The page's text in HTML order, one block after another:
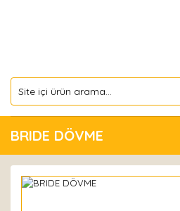
BRIDE DÖVME